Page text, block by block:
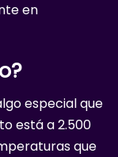
en
especial que
está a 2.500
que